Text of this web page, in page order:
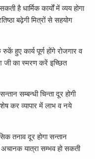
है धार्मिक कार्यों में व्यय होगा
बढ़ेगी मित्रों से सहयोग
हुए कार्य पूर्ण होंगे रोजगार व
जी का स्मरण करें इच्छित
सम्बन्धी चिन्ता दूर होगी
कर व्यापार में लाभ व नये
तनाव दूर होगा सन्तान
अचानक यात्रा सम्भव हो सकती